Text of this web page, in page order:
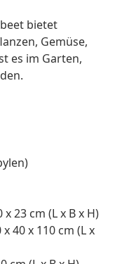
bietet
Gemüse,
es im Garten,
23 cm (L x B x H)
40 x 110 cm (L x